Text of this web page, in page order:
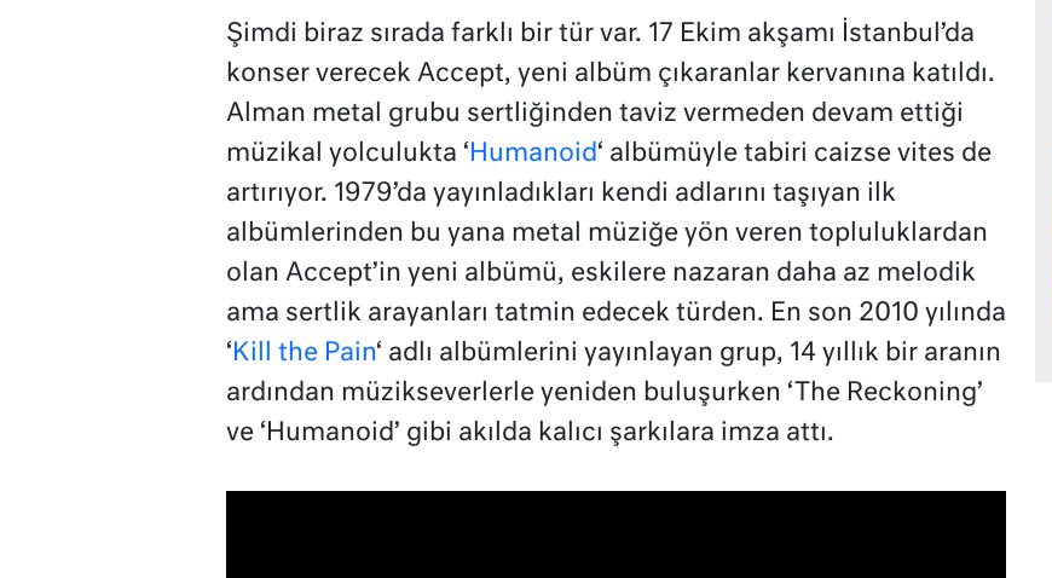
Şimdi biraz sırada farklı bir tür var. 17 Ekim akşamı İstanbul’da
konser verecek Accept, yeni albüm çıkaranlar kervanına katıldı.
Alman metal grubu sertliğinden taviz vermeden devam ettiği
müzikal yolculukta ‘Humanoid‘ albümüyle tabiri caizse vites de
artırıyor. 1979’da yayınladıkları kendi adlarını taşıyan ilk
albümlerinden bu yana metal müziğe yön veren topluluklardan
olan Accept’in yeni albümü, eskilere nazaran daha az melodik
ama sertlik arayanları tatmin edecek türden. En son 2010 yılında
‘Kill the Pain‘ adlı albümlerini yayınlayan grup, 14 yıllık bir aranın
ardından müzikseverlerle yeniden buluşurken ‘The Reckoning’
ve ‘Humanoid’ gibi akılda kalıcı şarkılara imza attı.